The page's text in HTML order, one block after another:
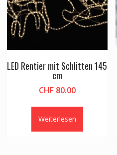
LED Rentier mit Schlitten 145
cm
CHF80.00
Weiterlesen